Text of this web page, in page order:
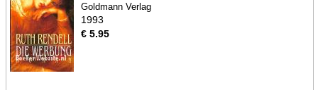
Goldmann Verlag
1993
€ 5.95